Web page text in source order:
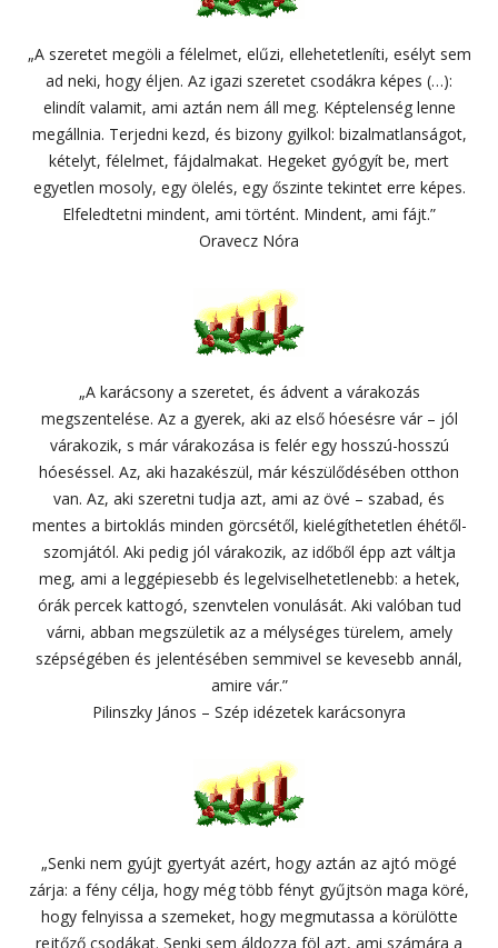
„A szeretet megöli a félelmet, elűzi, ellehetetleníti, esélyt sem
ad neki, hogy éljen. Az igazi szeretet csodákra képes (…):
elindít valamit, ami aztán nem áll meg. Képtelenség lenne
megállnia. Terjedni kezd, és bizony gyilkol: bizalmatlanságot,
kételyt, félelmet, fájdalmakat. Hegeket gyógyít be, mert
egyetlen mosoly, egy ölelés, egy őszinte tekintet erre képes.
Elfeledtetni mindent, ami történt. Mindent, ami fájt.”
Oravecz Nóra
„A karácsony a szeretet, és ádvent a várakozás
megszentelése. Az a gyerek, aki az első hóesésre vár – jól
várakozik, s már várakozása is felér egy hosszú-hosszú
hóeséssel. Az, aki hazakészül, már készülődésében otthon
van. Az, aki szeretni tudja azt, ami az övé – szabad, és
mentes a birtoklás minden görcsétől, kielégíthetetlen éhétől-
szomjától. Aki pedig jól várakozik, az időből épp azt váltja
meg, ami a leggépiesebb és legelviselhetetlenebb: a hetek,
órák percek kattogó, szenvtelen vonulását. Aki valóban tud
várni, abban megszületik az a mélységes türelem, amely
szépségében és jelentésében semmivel se kevesebb annál,
amire vár.”
Pilinszky János – Szép idézetek karácsonyra
„Senki nem gyújt gyertyát azért, hogy aztán az ajtó mögé
zárja: a fény célja, hogy még több fényt gyűjtsön maga köré,
hogy felnyissa a szemeket, hogy megmutassa a körülötte
rejtőző csodákat. Senki sem áldozza föl azt, ami számára a